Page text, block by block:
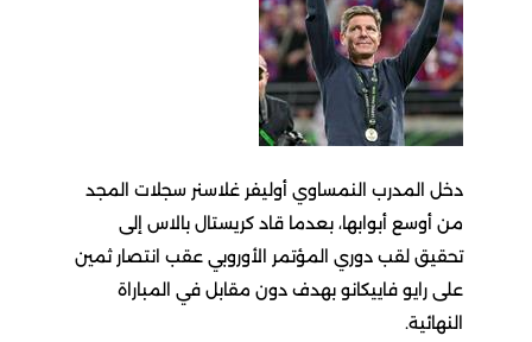
دخل المدرب النمساوي أوليفر غلاسنر سجلات المجد
من أوسع أبوابها، بعدما قاد كريستال بالاس إلى
تحقيق لقب دوري المؤتمر الأوروبي عقب انتصار ثمين
على رايو فاييكانو بهدف دون مقابل في المباراة
النهائية.